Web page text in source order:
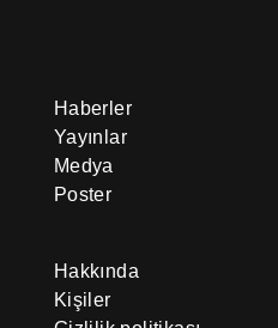
Haberler
Yayınlar
Medya
Poster
Hakkında
Kişiler